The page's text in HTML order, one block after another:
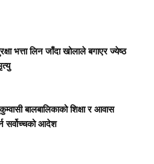
भत्ता लिन जाँदा खोलाले बगाएर ज्येष्ठ
बालबालिकाको शिक्षा र आवास
सर्वोच्चको आदेश